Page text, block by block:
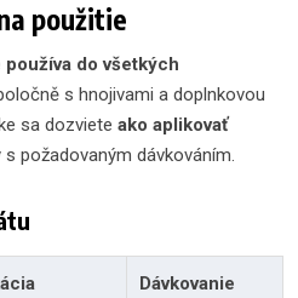
použitie
do všetkých
s hnojivami a doplnkovou
sa dozviete ako aplikovať
požadovaným dávkováním.
Dávkovanie